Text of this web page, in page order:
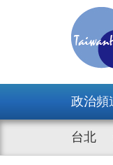
政治頻
台北